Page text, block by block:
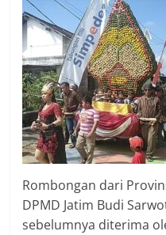
Rombongan dari
DPMD Jatim Budi
sebelumnya diterima